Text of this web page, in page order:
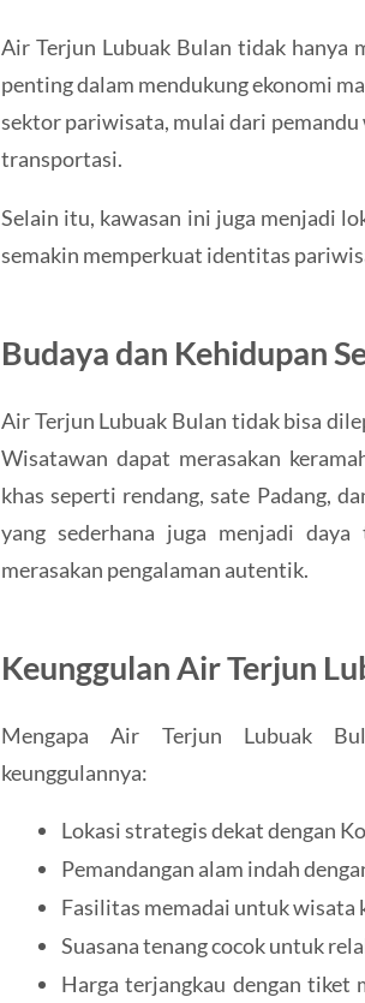
Air Terjun Lubuak Bulan tidak hanya
penting dalam mendukung ekonomi
sektor pariwisata, mulai dari pemandu
transportasi.
Selain itu, kawasan ini juga menjadi
semakin memperkuat identitas
Budaya dan Kehidupan
Air Terjun Lubuak Bulan tidak bisa
Wisatawan dapat merasakan
khas seperti rendang, sate Padang,
yang sederhana juga menjadi
merasakan pengalaman autentik.
Keunggulan Air Terjun
Mengapa Air Terjun Lubuak
keunggulannya:
Lokasi strategis dekat dengan
Pemandangan alam indah
Fasilitas memadai untuk wisata
Suasana tenang cocok untuk
Harga terjangkau dengan tiket